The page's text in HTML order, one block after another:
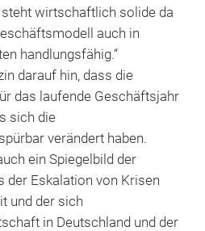
wirtschaftlich solide da
auch in
handlungsfähig.“
darauf hin, dass die
das laufende Geschäftsjahr
sich die
verändert haben.
ein Spiegelbild der
der Eskalation von Krisen
und der sich
in Deutschland und der